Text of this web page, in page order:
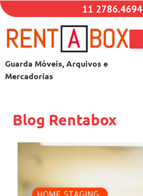
11 2786.4694
Guarda Móveis, Arquivos e
Mercadorias
Blog Rentabox